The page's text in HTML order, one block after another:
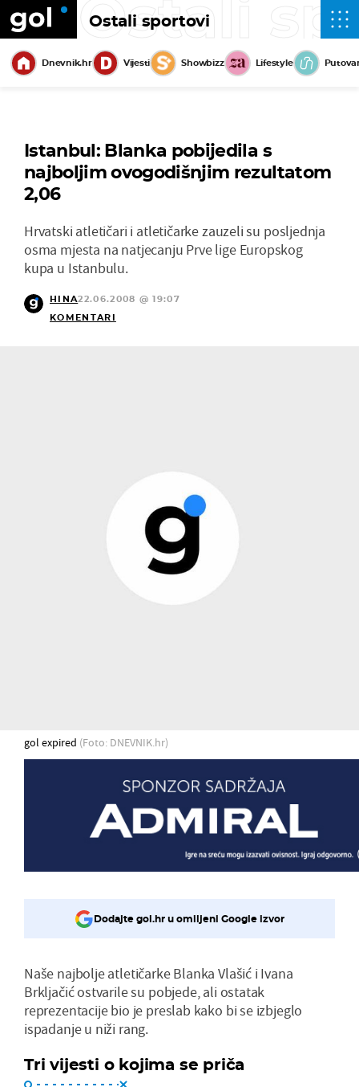
Ostali sportovi
Ostali
Dnevnik.hr Vijesti Showbizz Lifestyle
Istanbul: Blanka pobijedila s
najboljim ovogodišnjim rezultatom
2,06
Hrvatski atletičari i atletičarke zauzeli su posljednja
osma mjesta na natjecanju Prve lige Europskog
kupa u Istanbulu.
HINA22.06.2008 @ 19:07
KOMENTARI
gol expired (Foto: DNEVNIK.hr)
Dodajte gol.hr u omiljeni Google izvor
Naše najbolje atletičarke Blanka Vlašić i Ivana
Brkljačić ostvarile su pobjede, ali ostatak
reprezentacije bio je preslab kako bi se izbjeglo
ispadanje u niži rang.
Tri vijesti o kojima se priča